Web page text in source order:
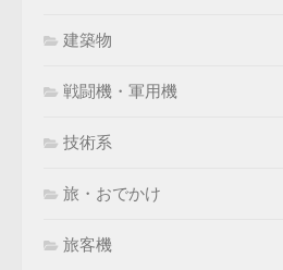
建築物
戦闘機・軍用機
技術系
旅・おでかけ
旅客機